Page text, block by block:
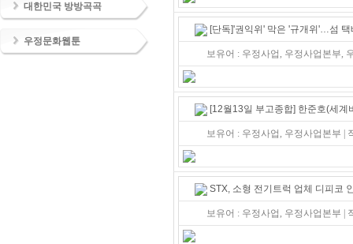
대한민국 방방곡곡
우정문화웹툰
[단독]'권익위' 막은 '규개위'…섬
보유어 : 우정사업, 우정사업본부,
[12월13일 부고종합] 한준호(세
보유어 : 우정사업, 우정사업본부
STX, 소형 전기트럭 업체 디피코
보유어 : 우정사업, 우정사업본부